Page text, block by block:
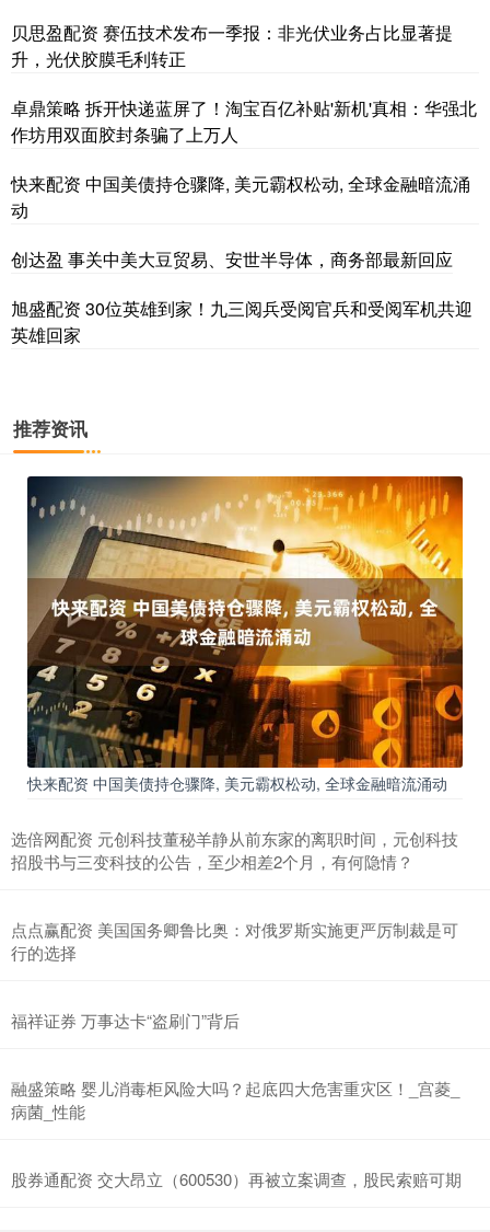
贝思盈配资 赛伍技术发布一季报：非光伏业务占比显著提
升，光伏胶膜毛利转正
卓鼎策略 拆开快递蓝屏了！淘宝百亿补贴'新机'真相：华强北
作坊用双面胶封条骗了上万人
快来配资 中国美债持仓骤降, 美元霸权松动, 全球金融暗流涌
动
创达盈 事关中美大豆贸易、安世半导体，商务部最新回应
旭盛配资 30位英雄到家！九三阅兵受阅官兵和受阅军机共迎
英雄回家
推荐资讯
快来配资 中国美债持仓骤降, 美元霸权松动, 全球金融暗流涌动
选倍网配资 元创科技董秘羊静从前东家的离职时间，元创科技
招股书与三变科技的公告，至少相差2个月，有何隐情？
点点赢配资 美国国务卿鲁比奥：对俄罗斯实施更严厉制裁是可
行的选择
福祥证券 万事达卡“盗刷门”背后
融盛策略 婴儿消毒柜风险大吗？起底四大危害重灾区！_宫菱_
病菌_性能
股券通配资 交大昂立（600530）再被立案调查，股民索赔可期